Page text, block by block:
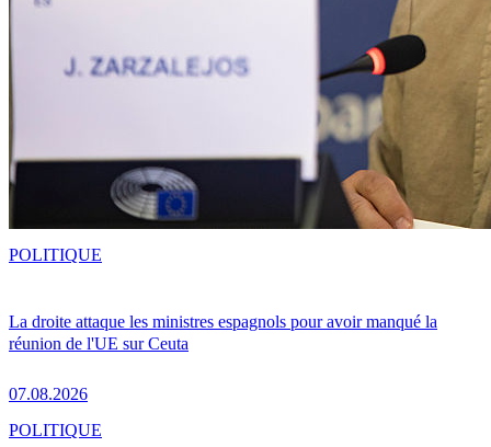
La droite attaque les ministres espagnols pour avoir manqué la
réunion de l'UE sur Ceuta
07.08.2026
POLITIQUE
POLITIQUE